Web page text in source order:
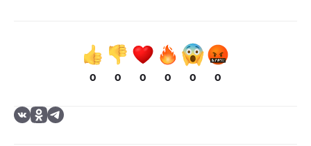
0 0 0 0 0 0